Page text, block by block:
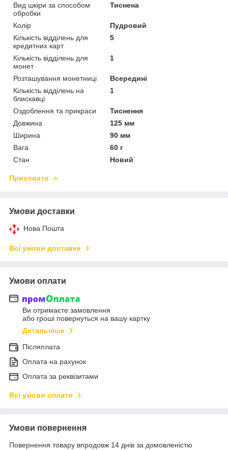
Вид шкіри за способом
обробки
Тиснена
Колір
Пудровий
Кількість відділень для
кредитних карт
5
Кількість відділень для
монет
1
Розташування монетниці
Всередині
Кількість відділень на
блискавці
1
Оздоблення та прикраси
Тиснення
Довжина
125 мм
Ширина
90 мм
Вага
60 г
Стан
Новий
Приховати
Умови доставки
Нова Пошта
Всі умови доставки
Умови оплати
Ви отримаєте замовлення
або гроші повернуться на вашу картку
Детальніше
Післяплата
Оплата на рахунок
Оплата за реквізитами
Всі умови оплати
Умови повернення
Повернення товару впродовж 14 днів за домовленістю